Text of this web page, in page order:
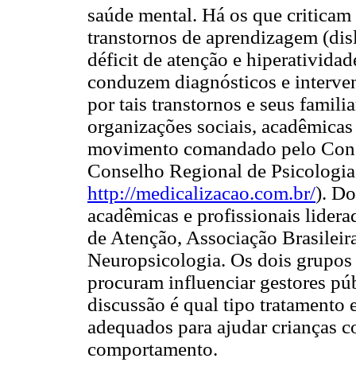
saúde mental. Há os que
transtornos de aprendizagem
déficit de atenção e
conduzem diagnósticos e
por tais transtornos e seus
organizações sociais,
movimento comandado pelo
Conselho Regional de
http://medicalizacao.com.br/).
acadêmicas e profissionais
de Atenção, Associação
Neuropsicologia. Os dois
procuram influenciar gestores
discussão é qual tipo
adequados para ajudar crianças
comportamento.